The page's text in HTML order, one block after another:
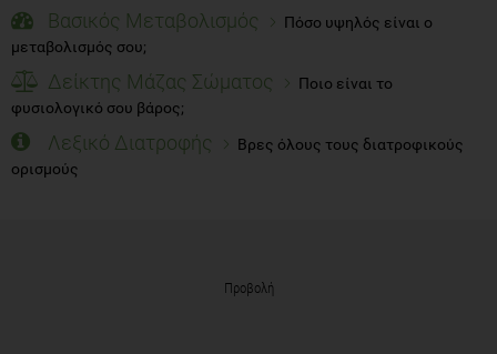
Βασικός Μεταβολισμός
Πόσο υψηλός είναι ο
μεταβολισμός σου;
Δείκτης Μάζας Σώματος
Ποιο είναι το
φυσιολογικό σου βάρος;
Λεξικό Διατροφής
Βρες όλους τους διατροφικούς
ορισμούς
Προβολή